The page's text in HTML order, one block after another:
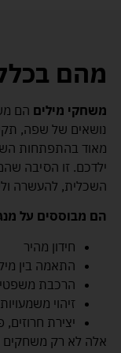
מהם
משחקי מילים הם
נושאים של שפה,
מאוד בהתפתחות
ילדכם. זו הסיבה
השכלית, להעשרה
הם מבוססים על
חידון מהיר
התאמה בין
הרכבת
זיהוי משמעויות
יצירת
אלה לא רק משחקים